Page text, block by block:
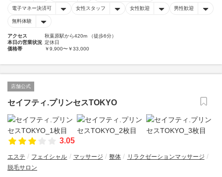
電子マネー決済可 女性スタッフ 女性歓迎 男性歓迎
無料体験
アクセス
秋葉原駅から420m （徒歩6分）
本日の営業状況 定休日
価格帯
￥9,900〜￥33,000
店舗公式
セイフティ.プリンセスTOKYO
3.05
エステ フェイシャル マッサージ 整体
リラクゼーションマッサージ
脱毛サロン